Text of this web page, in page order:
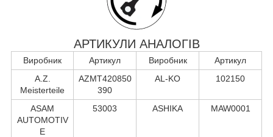
АРТИКУЛИ АНАЛОГІВ
Виробник Артикул Виробник
Артикул
A.Z.
Meisterteile
AZMT420850
390
AL-KO 102150
ASAM
AUTOMOTIV
E
53003 ASHIKA MAW0001